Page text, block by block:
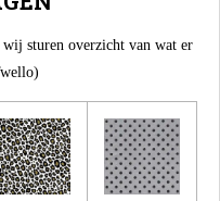
sturen overzicht van wat er